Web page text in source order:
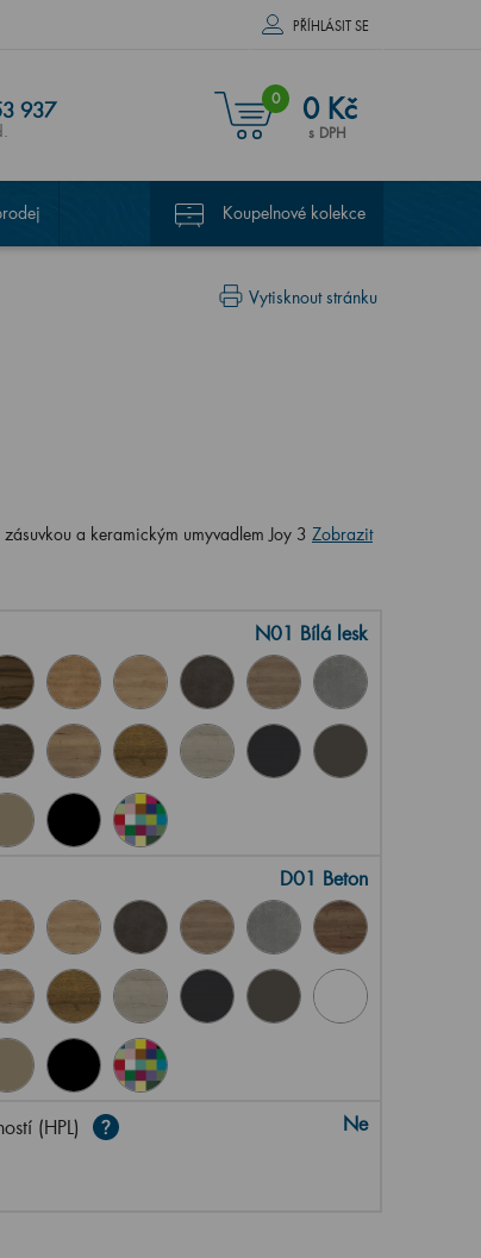
PŘÍHLÁSIT SE
937 0 0 Kč
s DPH
Koupelnové kolekce
Vytisknout stránku
a keramickým umyvadlem Joy 3 Zobrazit
N01 Bílá lesk
D01 Beton
(HPL) Ne